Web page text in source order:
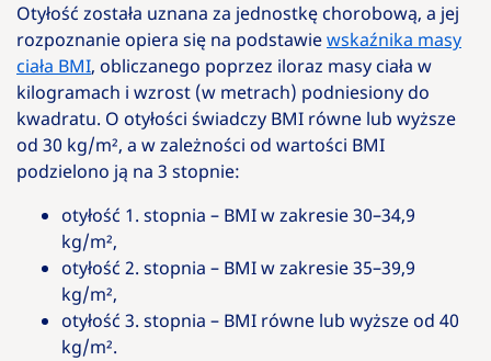
Otyłość została uznana za jednostkę chorobową, a jej
rozpoznanie opiera się na podstawiewskaźnika masy
ciała BMI, obliczanego poprzez iloraz masy ciała w
kilogramach i wzrost (w metrach) podniesiony do
kwadratu. O otyłości świadczy BMI równe lub wyższe
od 30 kg/m², a w zależności od wartości BMI
podzielono ją na 3 stopnie:
otyłość 1. stopnia – BMI w zakresie 30–34,9
kg/m²,
otyłość 2. stopnia – BMI w zakresie 35–39,9
kg/m²,
otyłość 3. stopnia – BMI równe lub wyższe od 40
kg/m².